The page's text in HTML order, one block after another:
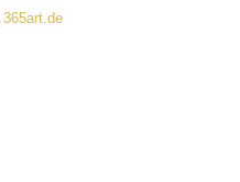
365art.de